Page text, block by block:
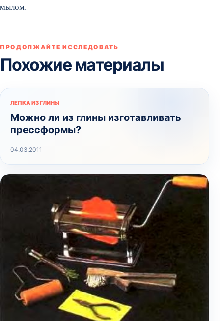
мылом.
ПРОДОЛЖАЙТЕ ИССЛЕДОВАТЬ
Похожие материалы
ЛЕПКА ИЗ ГЛИНЫ
Можно ли из глины изготавливать
прессформы?
04.03.2011